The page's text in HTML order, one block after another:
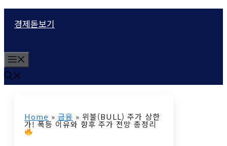
츠
로
건
경제돋보기
e
n
Home » 금융 » 위불(BULL) 주가 상한
가! 폭등 이유와 향후 주가 전망 총정리